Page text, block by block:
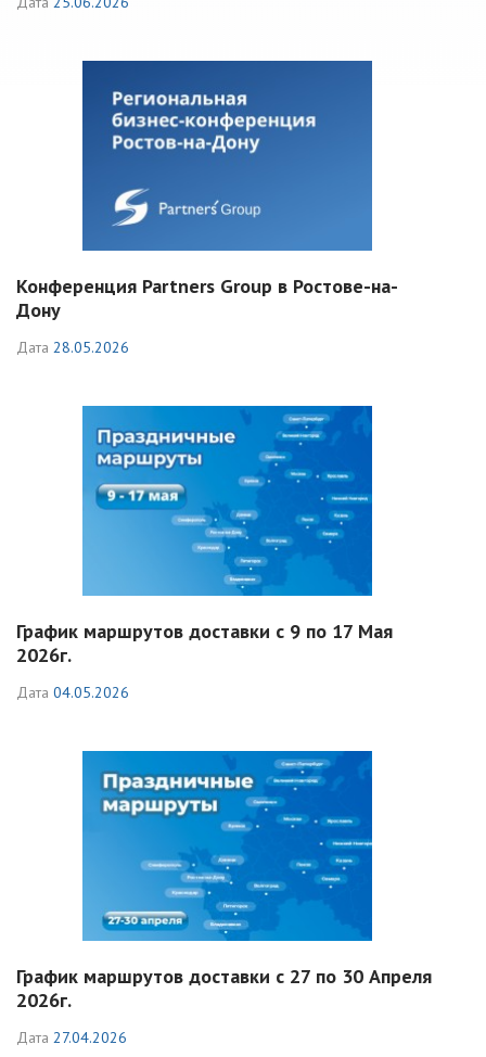
Конференция Partners Group в Ростове-на-
Дону
Дата 28.05.2026
График маршрутов доставки с 9 по 17 Мая
2026г.
Дата 04.05.2026
График маршрутов доставки с 27 по 30 Апреля
2026г.
Дата 27.04.2026